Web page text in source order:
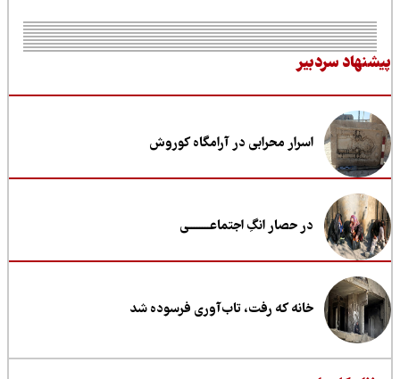
سردبیر
اسرار محرابی در آرامگاه کوروش
در حصار انگِ اجتماعــــــــی
خانه که رفت، تاب‌آوری فرسوده شد